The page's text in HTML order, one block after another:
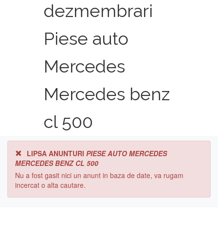
dezmembrari
Piese auto
Mercedes
Mercedes benz
cl 500
LIPSA ANUNTURI PIESE AUTO MERCEDES
MERCEDES BENZ CL 500
Nu a fost gasit nici un anunt in baza de date, va rugam
incercat o alta cautare.